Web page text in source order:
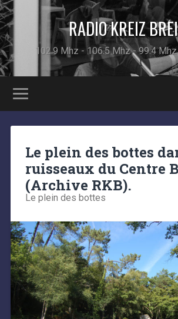
RADIO KREIZ
102.9 Mhz - 106.5 Mhz - 99.4
Le plein des bottes
ruisseaux du Centre
(Archive RKB).
Le plein des bottes